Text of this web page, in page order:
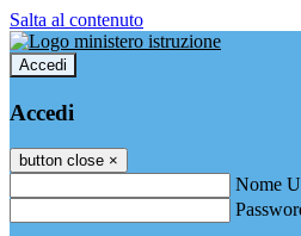
Salta al contenuto
Accedi
Accedi
button close ×
Nome